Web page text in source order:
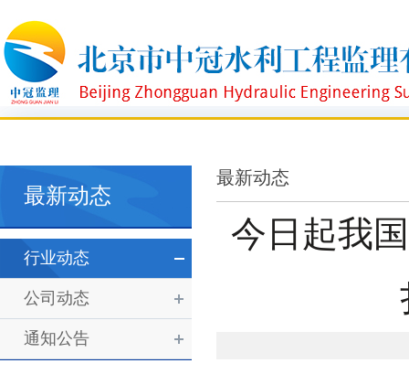
最新动态
行业动态
公司动态
通知公告
最新动态
今日起我